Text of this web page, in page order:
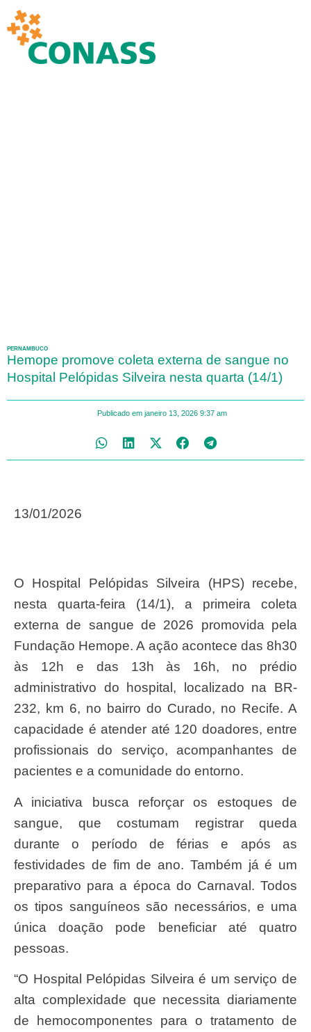
PERNAMBUCO
Hemope promove coleta externa de sangue no
Hospital Pelópidas Silveira nesta quarta (14/1)
Publicado em janeiro 13, 2026 9:37 am
13/01/2026
O Hospital Pelópidas Silveira (HPS) recebe,
nesta quarta-feira (14/1), a primeira coleta
externa de sangue de 2026 promovida pela
Fundação Hemope. A ação acontece das 8h30
às 12h e das 13h às 16h, no prédio
administrativo do hospital, localizado na BR-
232, km 6, no bairro do Curado, no Recife. A
capacidade é atender até 120 doadores, entre
profissionais do serviço, acompanhantes de
pacientes e a comunidade do entorno.
A iniciativa busca reforçar os estoques de
sangue, que costumam registrar queda
durante o período de férias e após as
festividades de fim de ano. Também já é um
preparativo para a época do Carnaval. Todos
os tipos sanguíneos são necessários, e uma
única doação pode beneficiar até quatro
pessoas.
“O Hospital Pelópidas Silveira é um serviço de
alta complexidade que necessita diariamente
de hemocomponentes para o tratamento de